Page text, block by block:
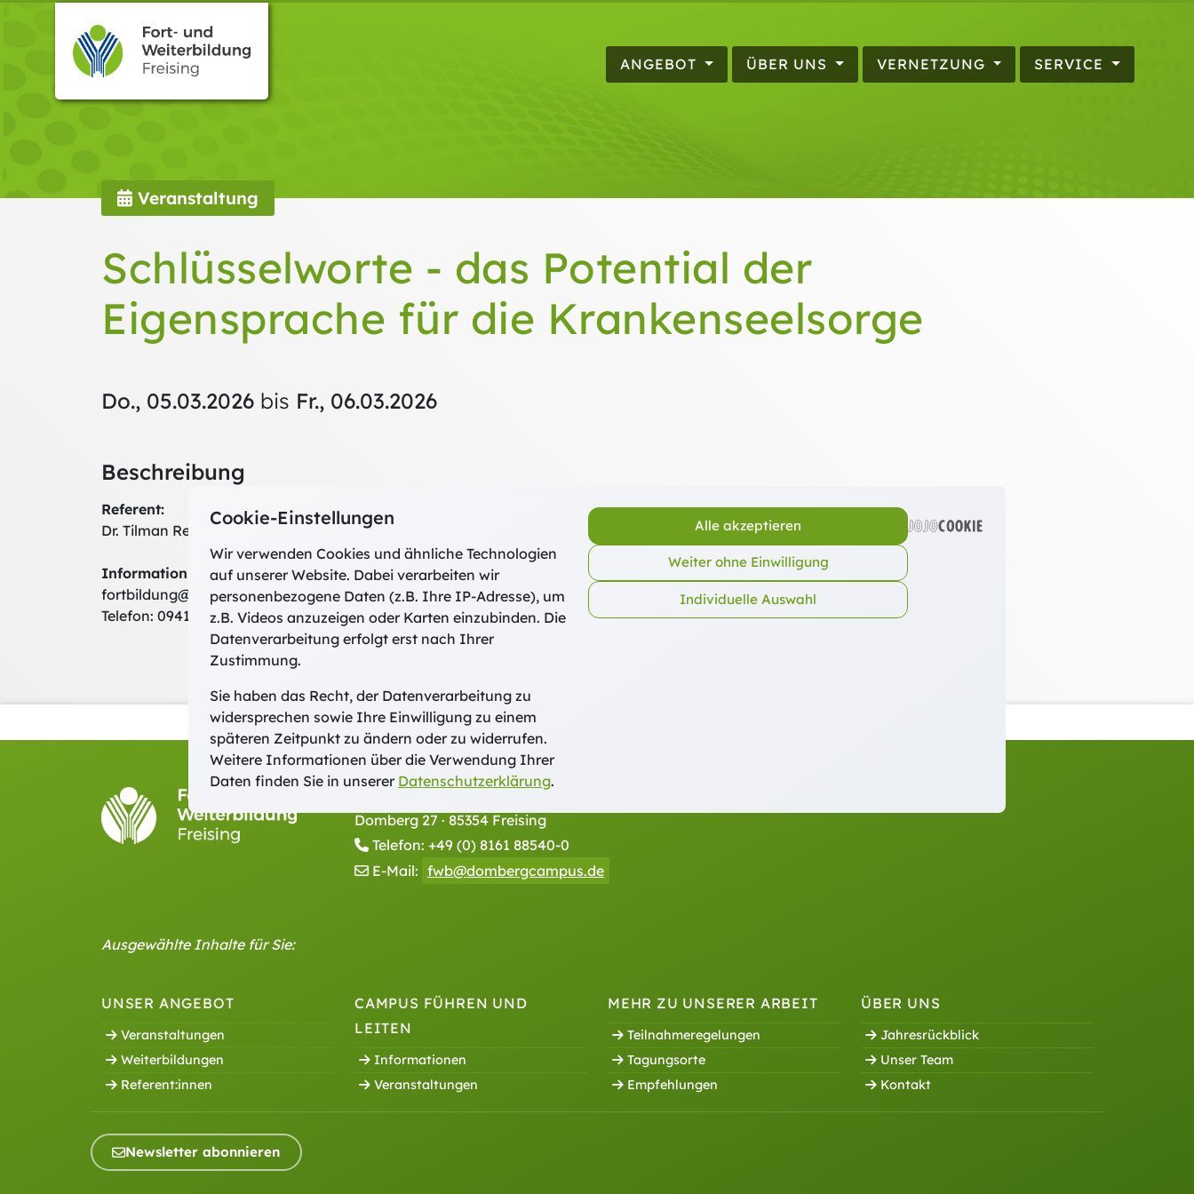
ANGEBOT ÜBER UNS VERNETZUNG SERVICE
Veranstaltung
Schlüsselworte - das Potential der
Eigensprache für die Krankenseelsorge
Do., 05.03.2026 bis Fr., 06.03.2026
Beschreibung
Referent:
Dr. Tilman Rentel
Information und Anmeldung:
fortbildung@bistum-regensburg.de
Telefon: 0941 597-1531
Fort- und Weiterbildung Freising
Domberg 27 · 85354 Freising
Telefon: +49 (0) 8161 88540-0
E-Mail: fwb@dombergcampus.de
Ausgewählte Inhalte für Sie:
UNSER ANGEBOT
Veranstaltungen
Weiterbildungen
Referent:innen
CAMPUS FÜHREN UND
LEITEN
Informationen
Veranstaltungen
MEHR ZU UNSERER ARBEIT
Teilnahmeregelungen
Tagungsorte
Empfehlungen
ÜBER UNS
Jahresrückblick
Unser Team
Kontakt
Newsletter abonnieren
Cookie-Einstellungen
Wir verwenden Cookies und ähnliche Technologien
auf unserer Website. Dabei verarbeiten wir
personenbezogene Daten (z.B. Ihre IP-Adresse), um
z.B. Videos anzuzeigen oder Karten einzubinden. Die
Datenverarbeitung erfolgt erst nach Ihrer
Zustimmung.
Sie haben das Recht, der Datenverarbeitung zu
widersprechen sowie Ihre Einwilligung zu einem
späteren Zeitpunkt zu ändern oder zu widerrufen.
Weitere Informationen über die Verwendung Ihrer
Daten finden Sie in unserer Datenschutzerklärung.
Alle akzeptieren
Weiter ohne Einwilligung
Individuelle Auswahl